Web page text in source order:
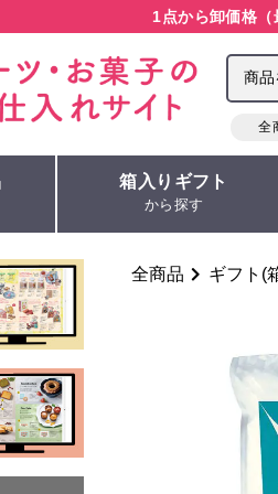
1点から卸価格
全
箱入りギフト
から探す
全商品 ギフト(